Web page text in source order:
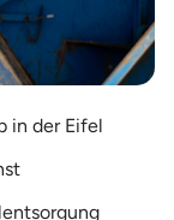
in der Eifel